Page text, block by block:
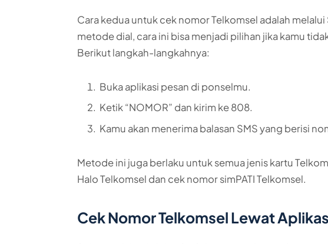
Cara kedua untuk cek nomor Telkomsel adalah
metode dial, cara ini bisa menjadi pilihan jika kamu
Berikut langkah-langkahnya:
Buka aplikasi pesan di ponselmu.
Ketik “NOMOR” dan kirim ke 808.
Kamu akan menerima balasan SMS yang berisi
Metode ini juga berlaku untuk semua jenis kartu
Halo Telkomsel dan cek nomor simPATI Telkomsel.
Cek Nomor Telkomsel Lewat